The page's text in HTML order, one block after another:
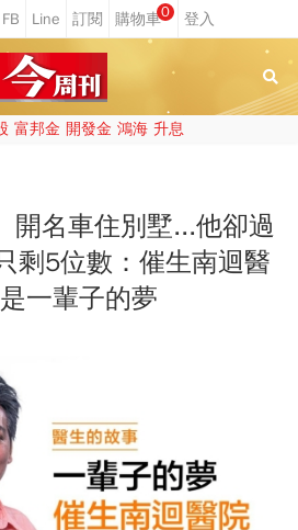
0
富邦金 開發金 鴻海 升息
開名車住別墅...他卻過
剩5位數：催生南迴醫
一輩子的夢